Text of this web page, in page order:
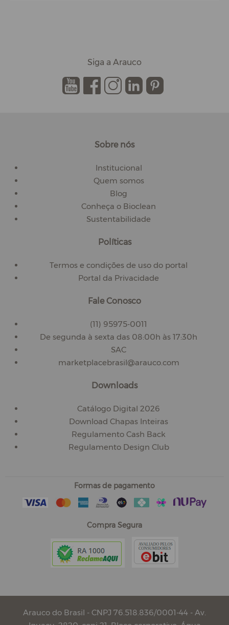
Siga a Arauco
. . . . .
Sobre nós
Institucional
Quem somos
Blog
Conheça o Bioclean
Sustentabilidade
Políticas
Termos e condições de uso do portal
Portal da Privacidade
Fale Conosco
(11) 95975-0011
De segunda à sexta das 08:00h às 17:30h
SAC
marketplacebrasil@arauco.com
Downloads
Catálogo Digital 2026
Download Chapas Inteiras
Regulamento Cash Back
Regulamento Design Club
Formas de pagamento
Compra Segura
Arauco do Brasil - CNPJ 76.518.836/0001-44 - Av.